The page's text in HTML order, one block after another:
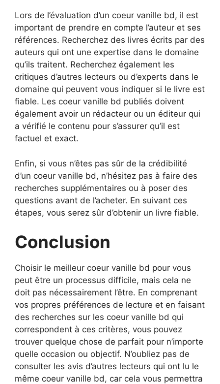
Lors de l’évaluation d’un coeur vanille bd, il est
important de prendre en compte l’auteur et ses
références. Recherchez des livres écrits par des
auteurs qui ont une expertise dans le domaine
qu’ils traitent. Recherchez également les
critiques d’autres lecteurs ou d’experts dans le
domaine qui peuvent vous indiquer si le livre est
fiable. Les coeur vanille bd publiés doivent
également avoir un rédacteur ou un éditeur qui
a vérifié le contenu pour s’assurer qu’il est
factuel et exact.
Enfin, si vous n’êtes pas sûr de la crédibilité
d’un coeur vanille bd, n’hésitez pas à faire des
recherches supplémentaires ou à poser des
questions avant de l’acheter. En suivant ces
étapes, vous serez sûr d’obtenir un livre fiable.
Conclusion
Choisir le meilleur coeur vanille bd pour vous
peut être un processus difficile, mais cela ne
doit pas nécessairement l’être. En comprenant
vos propres préférences de lecture et en faisant
des recherches sur les coeur vanille bd qui
correspondent à ces critères, vous pouvez
trouver quelque chose de parfait pour n’importe
quelle occasion ou objectif. N’oubliez pas de
consulter les avis d’autres lecteurs qui ont lu le
même coeur vanille bd, car cela vous permettra